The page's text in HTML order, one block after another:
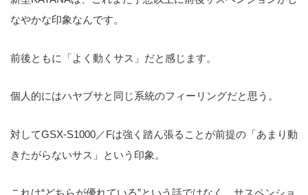
なやかな印象なんです。
前後ともに「よく動くサス」だと感じます。
個人的にはハヤブサと同じ系統のフィーリングだと思う。
対してGSX-S1000／Fは強く踏ん張ることが前提の「あまり動
きたがらないサス」という印象。